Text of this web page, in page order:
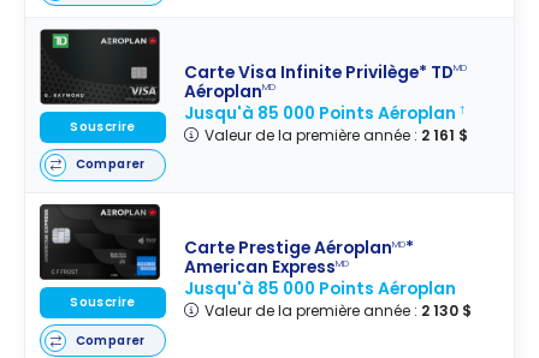
Carte Visa Infinite Privilège* TDMD
AéroplanMD
Jusqu'à 85 000 Points Aéroplan†
Valeur de la première année : 2 161 $
Souscrire
Comparer
Carte Prestige AéroplanMD*
American ExpressMD
Jusqu'à 85 000 Points Aéroplan
Valeur de la première année : 2 130 $
Souscrire
Comparer